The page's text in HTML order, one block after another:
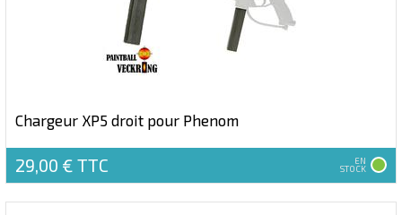
Chargeur XP5 droit pour Phenom
29,00 € TTC EN
STOCK